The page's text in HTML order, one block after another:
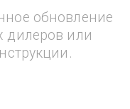
обновление
дилеров или